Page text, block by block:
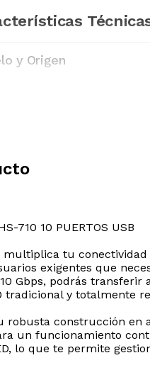
y Origen
710 10 PUERTOS USB
tu conectividad
exigentes que
Gbps, podrás
tradicional y totalmente
robusta construcción
un funcionamiento
lo que te permite